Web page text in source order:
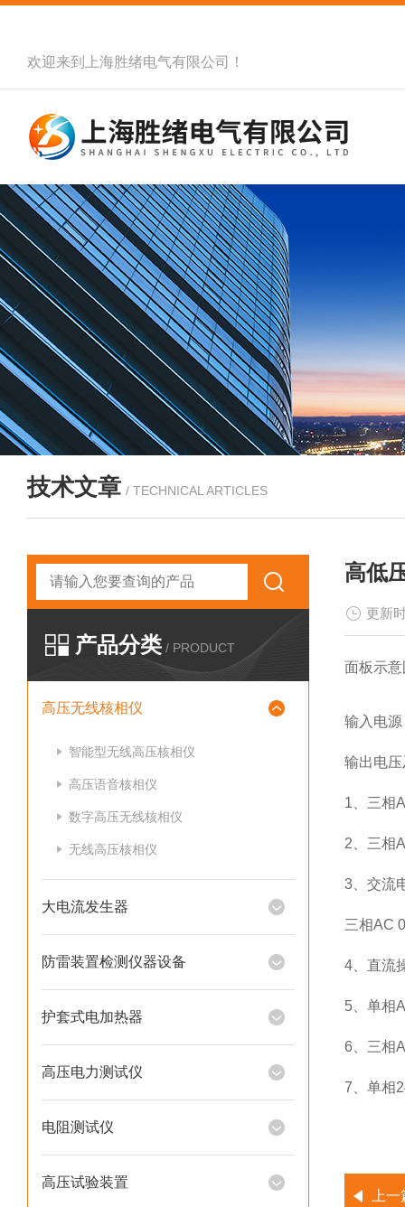
欢迎来到 上海胜绪电气有限公司 ！
技术文章 / TECHNICAL ARTICLES
产品分类 / PRODUCT
高压无线核相仪
智能型无线高压核相仪
高压语音核相仪
数字高压无线核相仪
无线高压核相仪
大电流发生器
防雷装置检测仪器设备
护套式电加热器
高压电力测试仪
电阻测试仪
高压试验装置
高低
更新
面板示
输入电
输出电
1、三
2、三
3、交流
三相AC
4、直
5、单
6、三
7、单
上